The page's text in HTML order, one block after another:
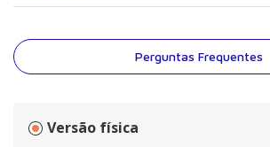
Perguntas Frequentes
Versão física